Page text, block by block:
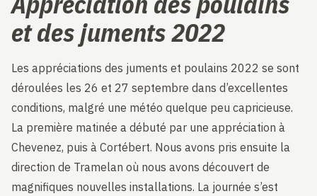
et des juments 2022
Les appréciations des juments et poulains 2022 se sont
déroulées les 26 et 27 septembre dans d’excellentes
conditions, malgré une météo quelque peu capricieuse.
La première matinée a débuté par une appréciation à
Chevenez, puis à Cortébert. Nous avons pris ensuite la
direction de Tramelan où nous avons découvert de
magnifiques nouvelles installations. La journée s’est